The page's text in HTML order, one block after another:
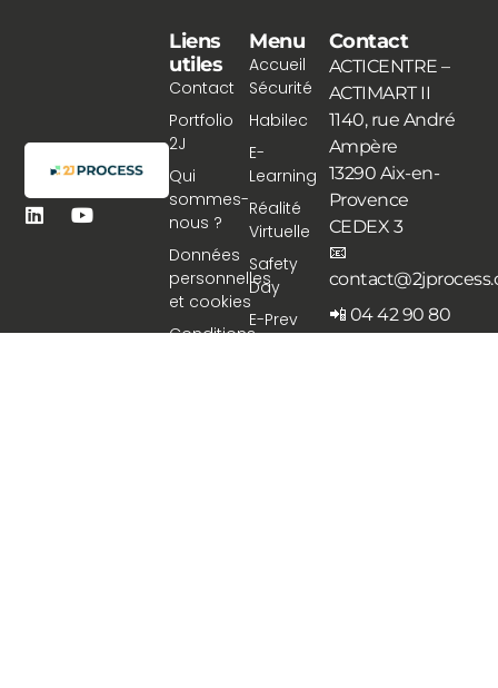
Menu
Accueil
Sécurité
Habilec
E-
Learning
Réalité
Virtuelle
Safety
Day
E-Prev
Liens
utiles
Contact
Portfolio
2J
Qui
sommes-
nous ?
Données
personnelles
et cookies
Conditions
Contact
ACTICENTRE –
ACTIMART II
1140, rue André
Ampère
13290 Aix-en-
Provence
CEDEX 3
📧
📲 04 42 90 80